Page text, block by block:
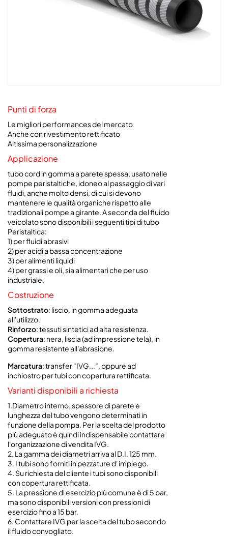
Punti di forza
Le migliori performances del mercato
Anche con rivestimento rettificato
Altissima personalizzazione
Applicazione
tubo cord in gomma a parete spessa, usato nelle
pompe peristaltiche, idoneo al passaggio di vari
fluidi, anche molto densi, di cui si devono
mantenere le qualità organiche rispetto alle
tradizionali pompe a girante. A seconda del fluido
veicolato sono disponibili i seguenti tipi di tubo
Peristaltica:
1) per fluidi abrasivi
2) per acidi a bassa concentrazione
3) per alimenti liquidi
4) per grassi e oli, sia alimentari che per uso
industriale.
Costruzione
Sottostrato: liscio, in gomma adeguata
all'utilizzo.
Rinforzo:tessuti sintetici ad alta resistenza.
Copertura: nera, liscia (ad impressione tela), in
gomma resistente all'abrasione.
Marcatura: transfer “IVG...”, oppure ad
inchiostro per tubi con copertura rettificata.
Varianti disponibili a richiesta
1.Diametro interno, spessore di parete e
lunghezza del tubo vengono determinati in
funzione della pompa. Per la scelta del prodotto
più adeguato è quindi indispensabile contattare
l'organizzazione di vendita IVG.
2. La gamma dei diametri arriva al D.I. 125 mm.
3. I tubi sono forniti in pezzature d' impiego.
4. Su richiesta del cliente i tubi sono disponibili
con copertura rettificata.
5. La pressione di esercizio più comune è di 5 bar,
ma sono disponibili versioni con pressioni di
esercizio fino a 15 bar.
6. Contattare IVG per la scelta del tubo secondo
il fluido convogliato.